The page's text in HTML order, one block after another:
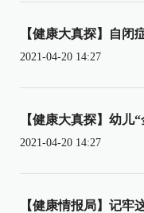
【健康大真探】自闭
2021-04-20 14:27
【健康大真探】幼儿
2021-04-20 14:27
【健康情报局】记牢